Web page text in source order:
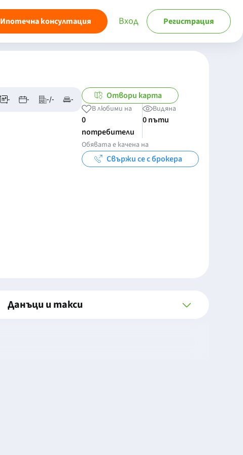
Ипотечна консултация Вход Регистрация
- - -/- - Отвори карта
В любими на
0
потребители
Видяна
0 пъти
Обявата е качена на
Свържи се с брокера
Данъци и такси